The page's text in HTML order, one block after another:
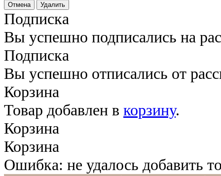
Отмена Удалить
Подписка
Вы успешно подписались на
Подписка
Вы успешно отписались от
Корзина
Товар добавлен в корзину.
Корзина
Корзина
Ошибка: не удалось добавить